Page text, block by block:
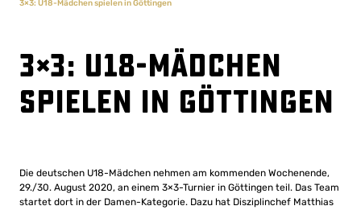
3×3: U18-Mädchen spielen in Göttingen
3×3: U18-Mädchen
spielen in Göttingen
Die deutschen U18-Mädchen nehmen am kommenden Wochenende,
29./30. August 2020, an einem 3×3-Turnier in Göttingen teil. Das Team
startet dort in der Damen-Kategorie. Dazu hat Disziplinchef Matthias